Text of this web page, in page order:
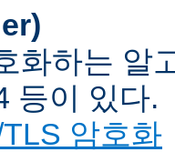
화하는 알
등이 있다.
암호화